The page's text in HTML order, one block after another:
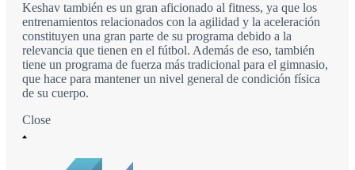
Keshav también es un gran aficionado al fitness, ya que los
entrenamientos relacionados con la agilidad y la aceleración
constituyen una gran parte de su programa debido a la
relevancia que tienen en el fútbol. Además de eso, también
tiene un programa de fuerza más tradicional para el gimnasio,
que hace para mantener un nivel general de condición física
de su cuerpo.
Close